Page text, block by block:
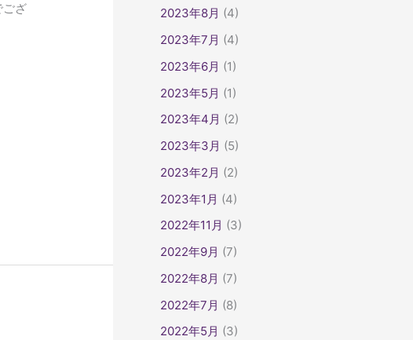
ござ
2023年8月 (4)
2023年7月 (4)
2023年6月 (1)
2023年5月 (1)
2023年4月 (2)
2023年3月 (5)
2023年2月 (2)
2023年1月 (4)
2022年11月 (3)
2022年9月 (7)
2022年8月 (7)
2022年7月 (8)
2022年5月 (3)